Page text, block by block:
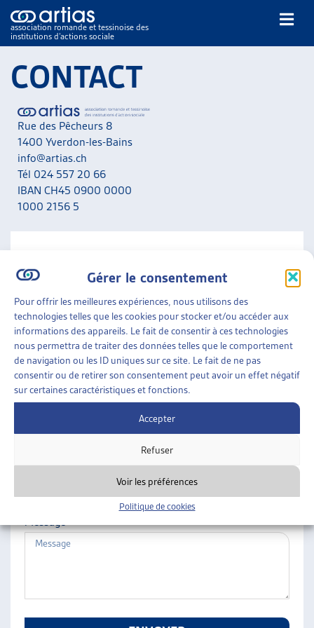
Gérer le consentement
Pour offrir les meilleures expériences, nous utilisons des
technologies telles que les cookies pour stocker et/ou accéder aux
informations des appareils. Le fait de consentir à ces technologies
nous permettra de traiter des données telles que le comportement
de navigation ou les ID uniques sur ce site. Le fait de ne pas
consentir ou de retirer son consentement peut avoir un effet négatif
sur certaines caractéristiques et fonctions.
Accepter
Refuser
Voir les préférences
Politique de cookies
association romande et tessinoise des
institutions d’actions sociale
NOS PUBLICATIONS
ARTICLES
DOSSIERS DU MOIS
THÉMATIQUES
GUIDE SOCIAL ROMAND
AUTRES
ARTIAS
L’ASSOCIATION
PROJETS ET ACTIVITÉS
JOURNÉES D’AUTOMNE
CONTACT
Rue des Pêcheurs 8
1400 Yverdon-les-Bains
info@artias.ch
Tél 024 557 20 66
IBAN CH45 0900 0000
1000 2156 5
A noter que nous ne répondons pas aux messages liés
aux situations personnelles. Adressez-vous en priorité
aux services concernés de votre canton.
Nom